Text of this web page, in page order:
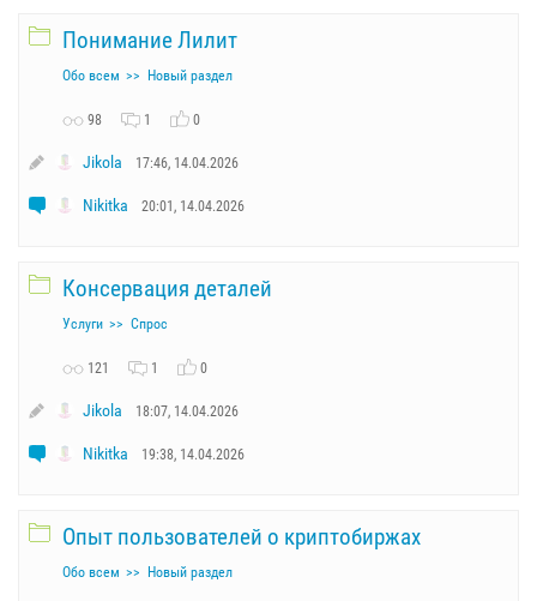
Понимание Лилит
Обо всем Новый раздел
98 1 0
Jikola 17:46, 14.04.2026
Nikitka 20:01, 14.04.2026
Консервация деталей
Услуги Спрос
121 1 0
Jikola 18:07, 14.04.2026
Nikitka 19:38, 14.04.2026
Опыт пользователей о криптобиржах
Обо всем Новый раздел